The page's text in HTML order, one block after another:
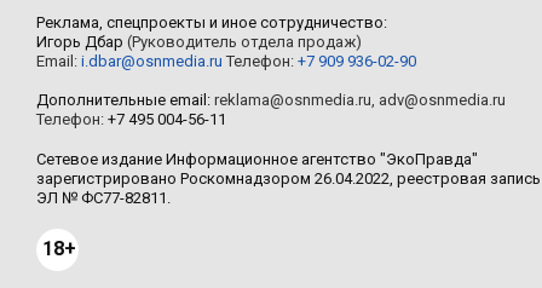
Реклама, спецпроекты и иное сотрудничество:
Игорь Дбар (Руководитель отдела продаж)
Email: i.dbar@osnmedia.ru Телефон: +7 909 936-02-90
Дополнительные email: reklama@osnmedia.ru, adv@osnmedia.ru
Телефон: +7 495 004-56-11
Сетевое издание Информационное агентство "ЭкоПравда"
зарегистрировано Роскомнадзором 26.04.2022, реестровая запись
ЭЛ № ФС77-82811.
18+